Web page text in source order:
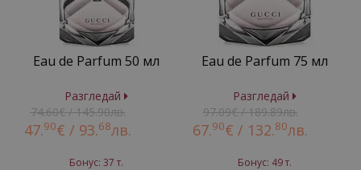
Eau de Parfum 50 мл
Разгледай
74.60€ / 145.90лв.
47.90€ / 93.68лв.
Бонус: 37 т.
Eau de Parfum 75 мл
Разгледай
97.09€ / 189.89лв.
67.90€ / 132.80лв.
Бонус: 49 т.